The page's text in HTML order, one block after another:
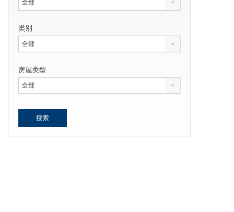
全部
类别
全部
房屋类型
全部